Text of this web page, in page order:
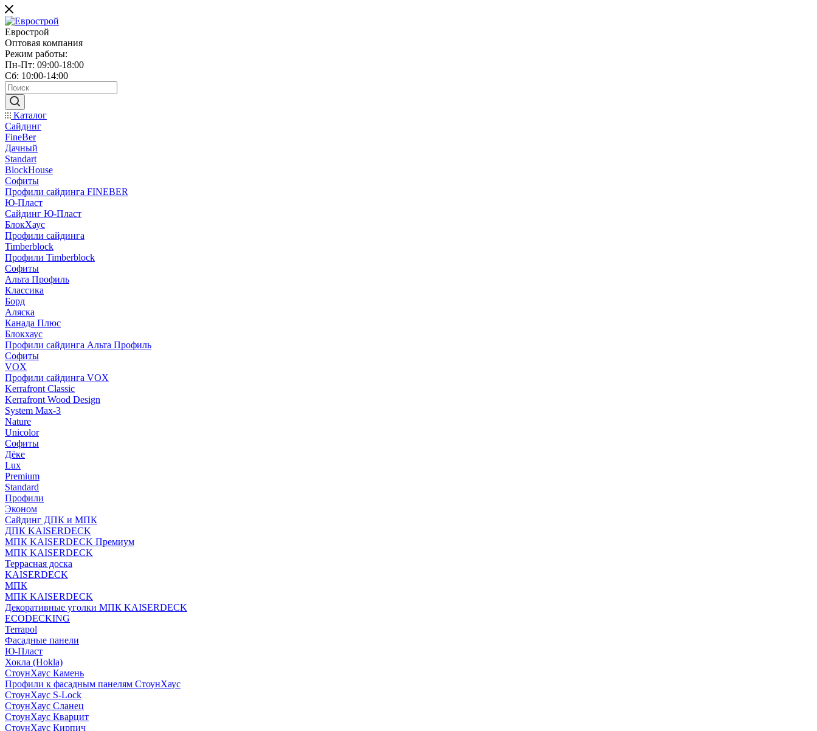
Еврострой
Оптовая компания
Режим работы:
Пн-Пт: 09:00-18:00
Сб: 10:00-14:00
Каталог
Сайдинг
FineBer
Дачный
Standart
BlockHouse
Софиты
Профили сайдинга FINEBER
Ю-Пласт
Сайдинг Ю-Пласт
БлокХаус
Профили сайдинга
Timberblock
Профили Timberblock
Софиты
Альта Профиль
Классика
Борд
Аляска
Канада Плюс
Блокхаус
Профили сайдинга Альта Профиль
Софиты
VOX
Профили сайдинга VOX
Kerrafront Classic
Kerrafront Wood Design
System Max-3
Nature
Unicolor
Софиты
Дёке
Lux
Premium
Standard
Профили
Эконом
Сайдинг ДПК и МПК
ДПК KAISERDECK
МПК KAISERDECK Премиум
МПК KAISERDECK
Террасная доска
KAISERDECK
МПК
МПК KAISERDECK
Декоративные уголки МПК KAISERDECK
ECODECKING
Terrapol
Фасадные панели
Ю-Пласт
Хокла (Hokla)
СтоунХаус Камень
Профили к фасадным панелям СтоунХаус
СтоунХаус S-Lock
СтоунХаус Сланец
СтоунХаус Кварцит
СтоунХаус Кирпич